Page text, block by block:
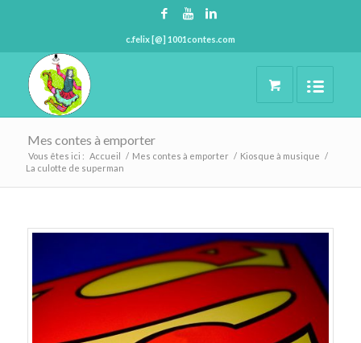
c.felix [@] 1001contes.com
Mes contes à emporter
Vous êtes ici : Accueil / Mes contes à emporter / Kiosque à musique /
La culotte de superman